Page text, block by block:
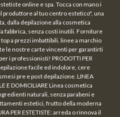
online e spa. Tocca con mano i
produttore al tuo centro estetico", una
dalla depilazione alla cosmetica
fabbrica, senza costi inutili. Forniture
a prezzi imbattibili, linee a marchio
le nostre carte vincenti per garantirti
i professionisti! PRODOTTI PER
facile ed indolore, cere
pre e post depilazione. LINEA
E DOMICILIARE Linea cosmetica
naturali, senza parabeni e
estetici, frutto della moderna
PER ESTETISTE: arreda o rinnova il